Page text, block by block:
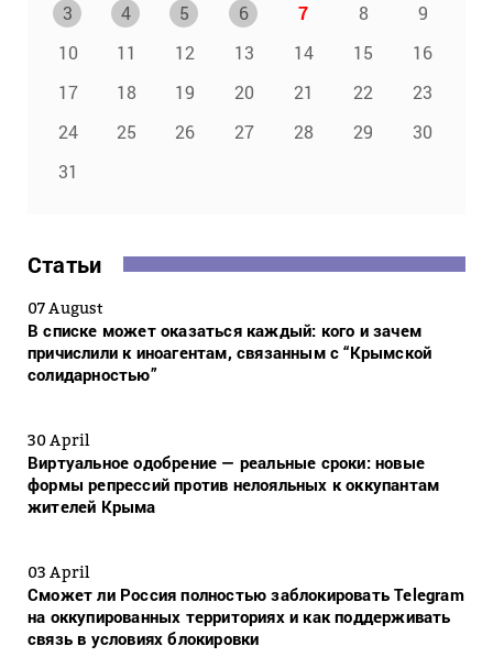
3
4 5 6 7 8
9
10
11 12 13 14 15
16
17
18 19 20 21 22
23
24
25 26 27 28 29
30
31
Статьи
07 August
В списке может оказаться каждый: кого и зачем
причислили к иноагентам, связанным с “Крымской
солидарностью”
30 April
Виртуальное одобрение — реальные сроки: новые
формы репрессий против нелояльных к оккупантам
жителей Крыма
03 April
Сможет ли Россия полностью заблокировать Telegram
на оккупированных территориях и как поддерживать
связь в условиях блокировки